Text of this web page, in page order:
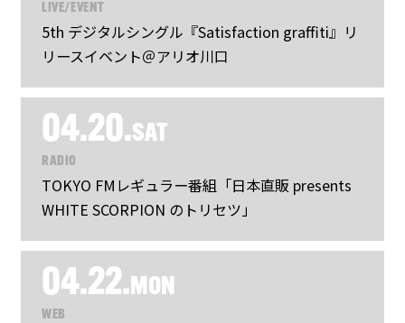
LIVE/EVENT
5th デジタルシングル『Satisfaction graffiti』リ
リースイベント＠アリオ川口
04.20.SAT
RADIO
TOKYO FMレギュラー番組「日本直販 presents
WHITE SCORPION のトリセツ」
04.22.MON
WEB